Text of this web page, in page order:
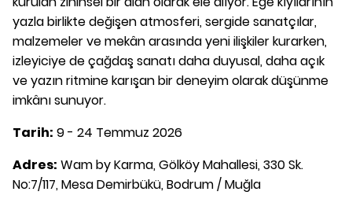
yazla birlikte değişen atmosferi, sergide sanatçılar,
malzemeler ve mekân arasında yeni ilişkiler kurarken,
izleyiciye de çağdaş sanatı daha duyusal, daha açık
ve yazın ritmine karışan bir deneyim olarak düşünme
imkânı sunuyor.
Tarih: 9 - 24 Temmuz 2026
Adres: Wam by Karma, Gölköy Mahallesi, 330 Sk.
No:7/117, Mesa Demirbükü, Bodrum / Muğla